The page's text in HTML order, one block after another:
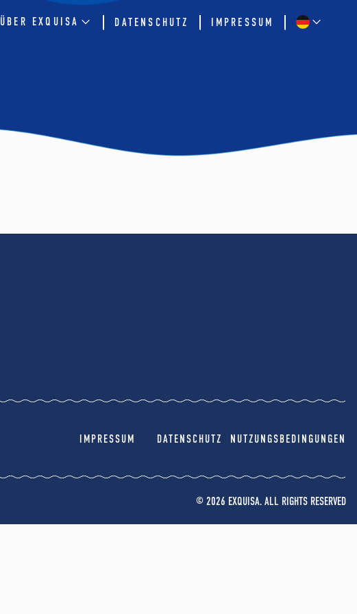
ÜBER EXQUISA DATENSCHUTZ IMPRESSUM
IMPRESSUM DATENSCHUTZ NUTZUNGSBEDINGUNGEN
© 2026 EXQUISA. ALL RIGHTS RESERVED